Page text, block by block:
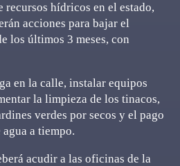
recursos hídricos en el estado,
acciones para bajar el
los últimos 3 meses, con
en la calle, instalar equipos
la limpieza de los tinacos,
verdes por secos y el pago
a tiempo.
acudir a las oficinas de la